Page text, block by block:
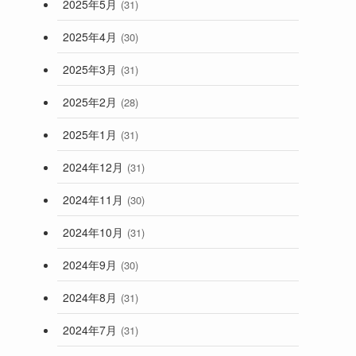
2025年5月 (31)
2025年4月 (30)
2025年3月 (31)
2025年2月 (28)
2025年1月 (31)
2024年12月 (31)
2024年11月 (30)
2024年10月 (31)
2024年9月 (30)
2024年8月 (31)
2024年7月 (31)